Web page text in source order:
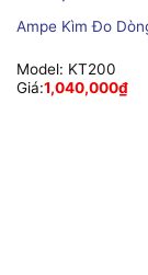
Ampe Kìm Đo
Model: KT200
Giá:1,040,000₫